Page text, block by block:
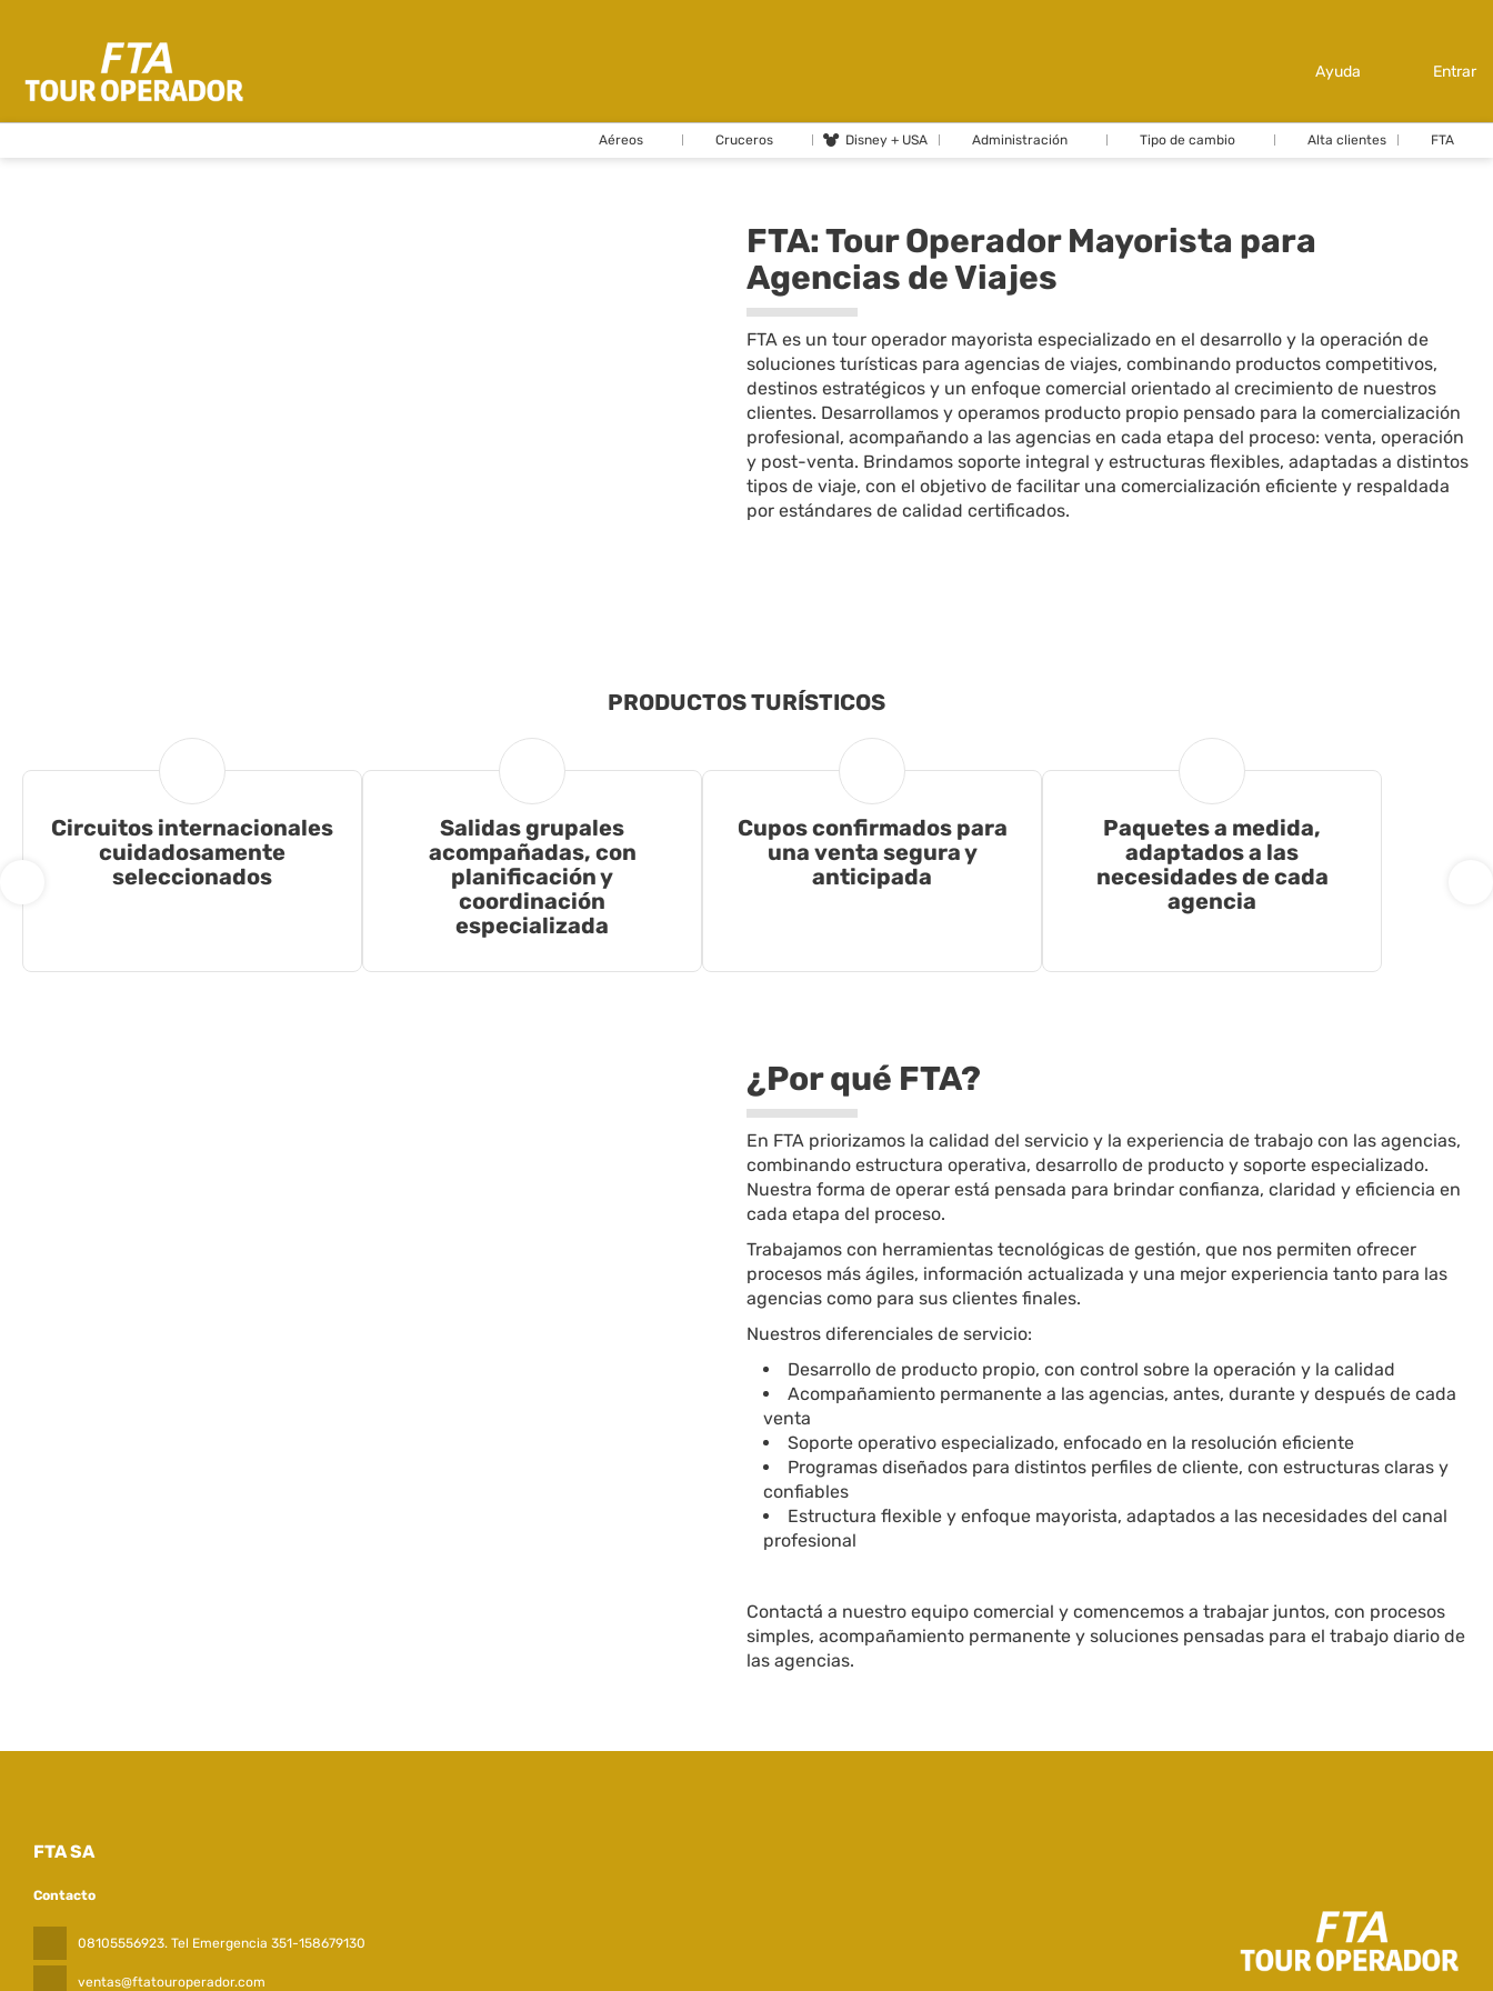
Ayuda Entrar
Aéreos Cruceros Disney + USA Administración Tipo de cambio Alta clientes FTA
FTA: Tour Operador Mayorista para
Agencias de Viajes
FTA es un tour operador mayorista especializado en el desarrollo y la operación de
soluciones turísticas para agencias de viajes, combinando productos competitivos,
destinos estratégicos y un enfoque comercial orientado al crecimiento de nuestros
clientes. Desarrollamos y operamos producto propio pensado para la comercialización
profesional, acompañando a las agencias en cada etapa del proceso: venta, operación
y post-venta. Brindamos soporte integral y estructuras flexibles, adaptadas a distintos
tipos de viaje, con el objetivo de facilitar una comercialización eficiente y respaldada
por estándares de calidad certificados.
PRODUCTOS TURÍSTICOS
Circuitos internacionales
cuidadosamente
seleccionados
Salidas grupales
acompañadas, con
planificación y
coordinación
especializada
Cupos confirmados para
una venta segura y
anticipada
Paquetes a medida,
adaptados a las
necesidades de cada
agencia
¿Por qué FTA?
En FTA priorizamos la calidad del servicio y la experiencia de trabajo con las agencias,
combinando estructura operativa, desarrollo de producto y soporte especializado.
Nuestra forma de operar está pensada para brindar confianza, claridad y eficiencia en
cada etapa del proceso.
Trabajamos con herramientas tecnológicas de gestión, que nos permiten ofrecer
procesos más ágiles, información actualizada y una mejor experiencia tanto para las
agencias como para sus clientes finales.
Nuestros diferenciales de servicio:
Desarrollo de producto propio, con control sobre la operación y la calidad
Acompañamiento permanente a las agencias, antes, durante y después de cada
venta
Soporte operativo especializado, enfocado en la resolución eficiente
Programas diseñados para distintos perfiles de cliente, con estructuras claras y
confiables
Estructura flexible y enfoque mayorista, adaptados a las necesidades del canal
profesional
Contactá a nuestro equipo comercial y comencemos a trabajar juntos, con procesos
simples, acompañamiento permanente y soluciones pensadas para el trabajo diario de
las agencias.
FTA SA
Contacto
08105556923. Tel Emergencia 351-158679130
ventas@ftatouroperador.com